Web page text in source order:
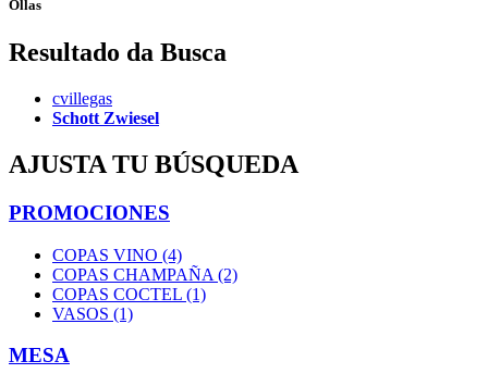
Ollas
Resultado da Busca
cvillegas
Schott Zwiesel
AJUSTA TU BÚSQUEDA
PROMOCIONES
COPAS VINO (4)
COPAS CHAMPAÑA (2)
COPAS COCTEL (1)
VASOS (1)
MESA